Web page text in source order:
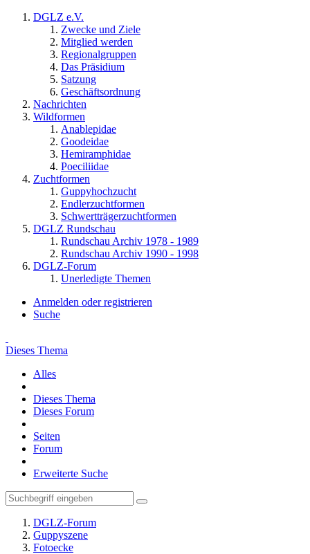
DGLZ e.V.
Zwecke und Ziele
Mitglied werden
Regionalgruppen
Das Präsidium
Satzung
Geschäftsordnung
Nachrichten
Wildformen
Anablepidae
Goodeidae
Hemiramphidae
Poeciliidae
Zuchtformen
Guppyhochzucht
Endlerzuchtformen
Schwertträgerzuchtformen
DGLZ Rundschau
Rundschau Archiv 1978 - 1989
Rundschau Archiv 1990 - 1998
DGLZ-Forum
Unerledigte Themen
Anmelden oder registrieren
Suche
Dieses Thema
Alles
Dieses Thema
Dieses Forum
Seiten
Forum
Erweiterte Suche
DGLZ-Forum
Guppyszene
Fotoecke